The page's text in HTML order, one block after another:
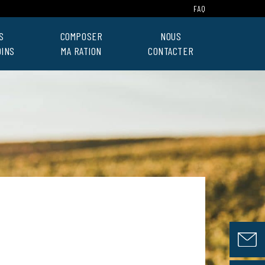
FAQ
COMPOSER
MA RATION
NOUS
CONTACTER